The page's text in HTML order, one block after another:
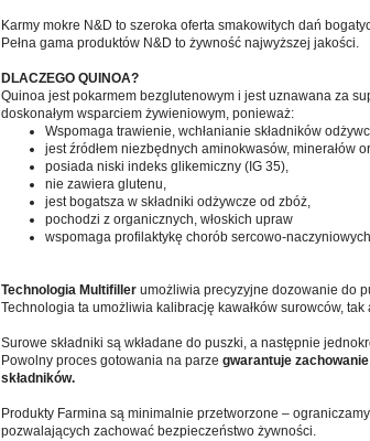
Karmy mokre N&D to szeroka oferta smakowitych dań
Pełna gama produktów N&D to żywność najwyższej jakości.
DLACZEGO QUINOA?
Quinoa jest pokarmem bezglutenowym i jest uznawana za
doskonałym wsparciem żywieniowym, ponieważ:
Wspomaga trawienie, wchłanianie składników
jest źródłem niezbędnych aminokwasów, minerałów
posiada niski indeks glikemiczny (IG 35),
nie zawiera glutenu,
jest bogatsza w składniki odżywcze od zbóż,
pochodzi z organicznych, włoskich upraw
wspomaga profilaktykę chorób sercowo-
Technologia Multifiller umożliwia precyzyjne dozowanie do
Technologia ta umożliwia kalibrację kawałków surowców, tak
Surowe składniki są wkładane do puszki, a następnie
Powolny proces gotowania na parze gwarantuje
składników.
Produkty Farmina są minimalnie przetworzone –
pozwalających zachować bezpieczeństwo żywności.